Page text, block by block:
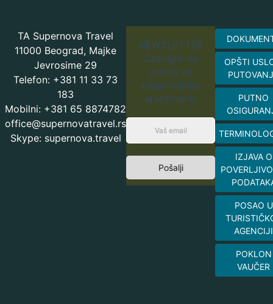
TA Supernova Travel
11000 Beograd, Majke
Jevrosime 29
Telefon: +381 11 33 73
183
Mobilni: +381 65 8874782
office@supernovatravel.rs
Skype: supernova.travel
NEWSLETTER
Saznajte na
vreme za
najpovoljnije
aranžmane.
Pošalji
OPŠTI
PUTNO
IZJAVA O
POSAO U
AGENCIJI
POKLON
VAUČER